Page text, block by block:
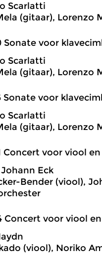
Scarlatti
(gitaar), Lorenzo
Sonate voor
Scarlatti
(gitaar), Lorenzo
Sonate voor
Scarlatti
(gitaar), Lorenzo
Concert voor viool
Eck
Bender (viool),
Concert voor viool
(viool), Noriko